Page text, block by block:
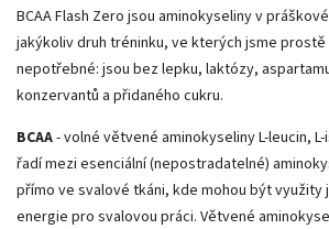
BCAA Flash Zero jsou aminokyseliny v
jakýkoliv druh tréninku, ve kterých jsme prostě
nepotřebné: jsou bez lepku, laktózy,
konzervantů a přidaného cukru.
BCAA- volné větvené aminokyseliny L-leucin,
řadí mezi esenciální (nepostradatelné)
přímo ve svalové tkáni, kde mohou být využity
energie pro svalovou práci. Větvené